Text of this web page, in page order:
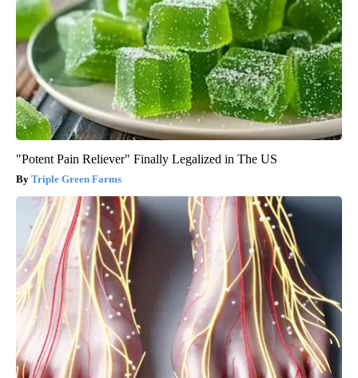
"Potent Pain Reliever" Finally Legalized in The US
Triple Green Farms